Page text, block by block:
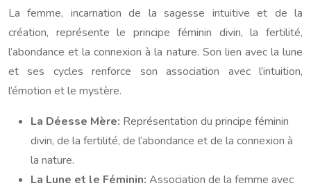
La femme, incarnation de la sagesse intuitive et de la
création, représente le principe féminin divin, la fertilité,
l’abondance et la connexion à la nature. Son lien avec la lune
et ses cycles renforce son association avec l’intuition,
l’émotion et le mystère.
La Déesse Mère: Représentation du principe féminin
divin, de la fertilité, de l’abondance et de la connexion à
la nature.
La Lune et le Féminin: Association de la femme avec